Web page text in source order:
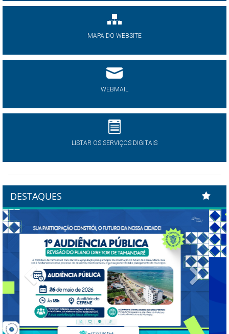
MAPA DO WEBSITE
WEBMAIL
LISTAR OS SERVIÇOS DIGITAIS
DESTAQUES